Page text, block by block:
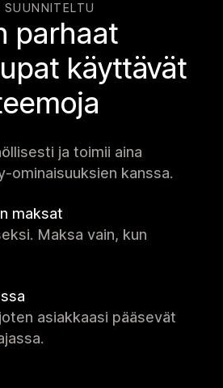
SUUNNITELTU
parhaat
käyttävät
ja toimii aina
ominaisuuksien kanssa.
maksat
Maksa vain, kun
asiakkaasi pääsevät